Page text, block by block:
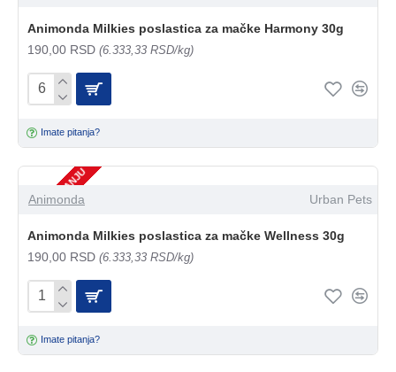
Animonda Milkies poslastica za mačke Harmony 30g
190,00 RSD (6.333,33 RSD/kg)
Imate pitanja?
NEMA NA STANJU
Animonda Urban Pets
Animonda Milkies poslastica za mačke Wellness 30g
190,00 RSD (6.333,33 RSD/kg)
Imate pitanja?